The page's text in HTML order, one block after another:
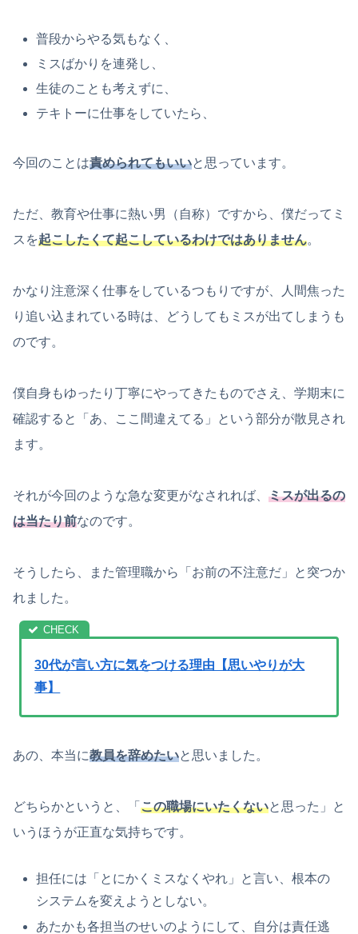
普段からやる気もなく、
ミスばかりを連発し、
生徒のことも考えずに、
テキトーに仕事をしていたら、
今回のことは責められてもいいと思っています。
ただ、教育や仕事に熱い男（自称）ですから、僕だってミ
スを起こしたくて起こしているわけではありません。
かなり注意深く仕事をしているつもりですが、人間焦った
り追い込まれている時は、どうしてもミスが出てしまうも
のです。
僕自身もゆったり丁寧にやってきたものでさえ、学期末に
確認すると「あ、ここ間違えてる」という部分が散見され
ます。
それが今回のような急な変更がなされれば、 ミスが出るの
は当たり前なのです。
そうしたら、また管理職から「お前の不注意だ」と突つか
れました。
30代が言い方に気をつける理由【思いやりが大
事】
あの、本当に教員を辞めたいと思いました。
どちらかというと、「 この職場にいたくないと思った」と
いうほうが正直な気持ちです。
担任には「とにかくミスなくやれ」と言い、根本の
システムを変えようとしない。
あたかも各担当のせいのようにして、自分は責任逃